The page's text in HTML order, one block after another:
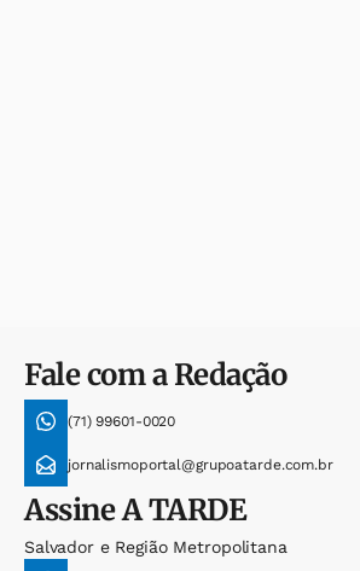
Fale com a Redação
(71) 99601-0020
jornalismoportal@grupoatarde.com.br
AssineA TARDE
Salvador e Região Metropolitana